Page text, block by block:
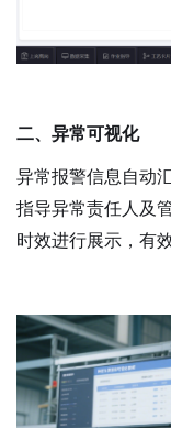
二、异常可视化
异常报警信息自动
指导异常责任人及
时效进行展示，有